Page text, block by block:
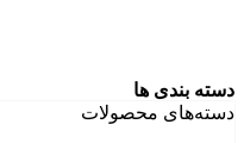
دسته بندی ها
دسته‌های محصولات